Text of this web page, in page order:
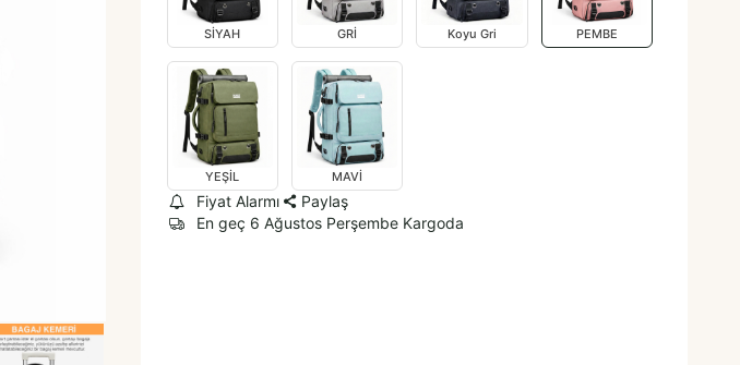
SİYAH GRİ Koyu Gri PEMBE
YEŞİL MAVİ
Fiyat Alarmı
Paylaş
En geç 6 Ağustos Perşembe Kargoda